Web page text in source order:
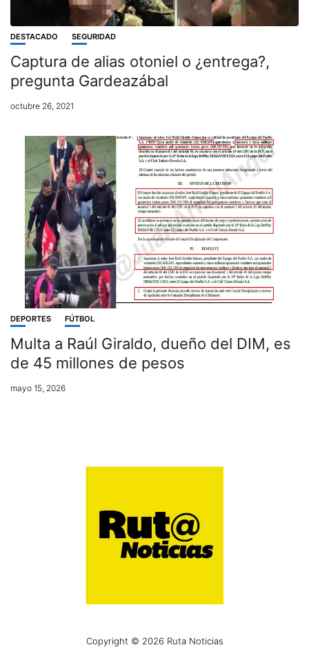
DESTACADO SEGURIDAD
Captura de alias otoniel o ¿entrega?,
pregunta Gardeazábal
octubre 26, 2021
DEPORTES FÚTBOL
Multa a Raúl Giraldo, dueño del DIM, es
de 45 millones de pesos
mayo 15, 2026
Copyright © 2026 Ruta Noticias